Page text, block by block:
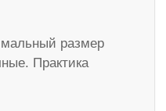
размер
Практика